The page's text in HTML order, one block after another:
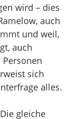
wird – dies
auch
und weil,
auch
sich
alles.
gleiche